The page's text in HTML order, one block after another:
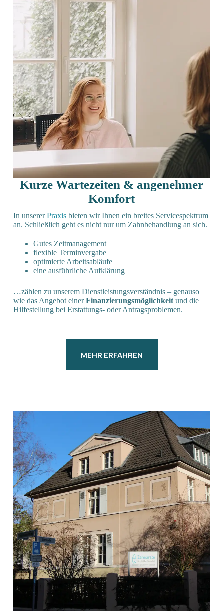
Kurze Wartezeiten & angenehmer
Komfort
In unsererPraxisbieten wir Ihnen ein breites Servicespektrum
an. Schließlich geht es nicht nur um Zahnbehandlung an sich.
Gutes Zeitmanagement
flexible Terminvergabe
optimierte Arbeitsabläufe
eine ausführliche Aufklärung
…zählen zu unserem Dienstleistungsverständnis – genauso
wie das Angebot einerFinanzierungsmöglichkeitund die
Hilfestellung bei Erstattungs- oder Antragsproblemen.
MEHR ERFAHREN